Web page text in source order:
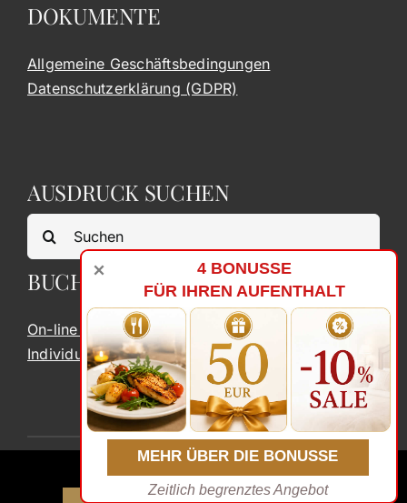
ONLINEBUCHUNG
DOKUMENTE
Allgemeine Geschäftsbedingungen
Datenschutzerklärung (GDPR)
AUSDRUCK SUCHEN
BUCHEN
On-line Buchen
Individuelles Angebot
© Copyright 2026
Zeitlich begrenztes Angebot
MEHR ÜBER DIE BONUSSE
4 BONUSSE
FÜR IHREN AUFENTHALT